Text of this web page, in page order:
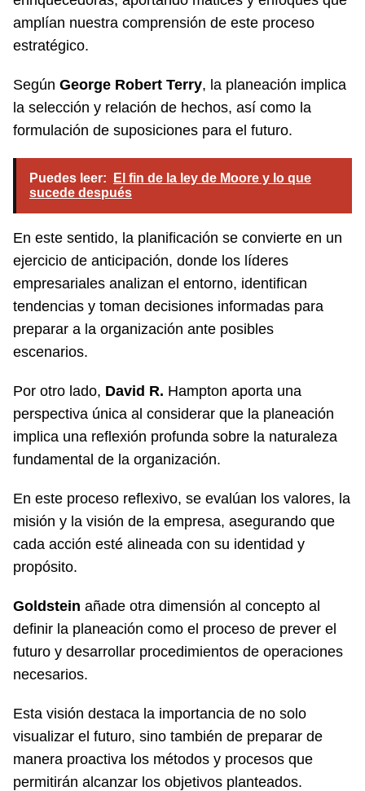
amplían nuestra comprensión de este proceso
estratégico.
Según George Robert Terry, la planeación implica
la selección y relación de hechos, así como la
formulación de suposiciones para el futuro.
Puedes leer:
El fin de la ley de Moore y lo que
sucede después
En este sentido, la planificación se convierte en un
ejercicio de anticipación, donde los líderes
empresariales analizan el entorno, identifican
tendencias y toman decisiones informadas para
preparar a la organización ante posibles
escenarios.
Por otro lado, David R. Hampton aporta una
perspectiva única al considerar que la planeación
implica una reflexión profunda sobre la naturaleza
fundamental de la organización.
En este proceso reflexivo, se evalúan los valores, la
misión y la visión de la empresa, asegurando que
cada acción esté alineada con su identidad y
propósito.
Goldstein añade otra dimensión al concepto al
definir la planeación como el proceso de prever el
futuro y desarrollar procedimientos de operaciones
necesarios.
Esta visión destaca la importancia de no solo
visualizar el futuro, sino también de preparar de
manera proactiva los métodos y procesos que
permitirán alcanzar los objetivos planteados.